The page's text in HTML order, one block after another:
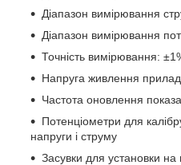
Діапазон вимірювання
Діапазон вимірювання
Точність вимірювання:
Напруга живлення
Частота оновлення
Потенціометри для
напруги і струму
Засувки для установки на